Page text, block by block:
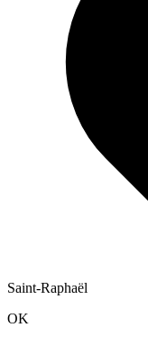
Saint-Raphaël
OK